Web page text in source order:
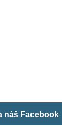
náš Facebook